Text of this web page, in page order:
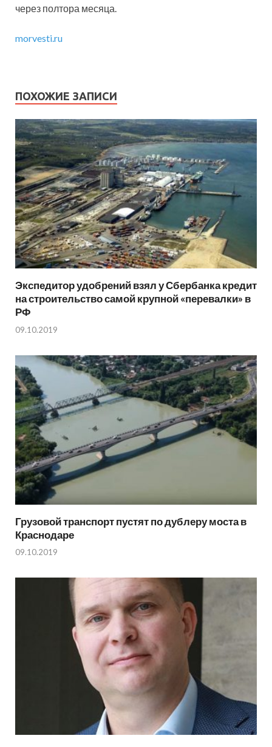
через полтора месяца.
morvesti.ru
ПОХОЖИЕ ЗАПИСИ
Экспедитор удобрений взял у Сбербанка кредит
на строительство самой крупной «перевалки» в
РФ
09.10.2019
Грузовой транспорт пустят по дублеру моста в
Краснодаре
09.10.2019